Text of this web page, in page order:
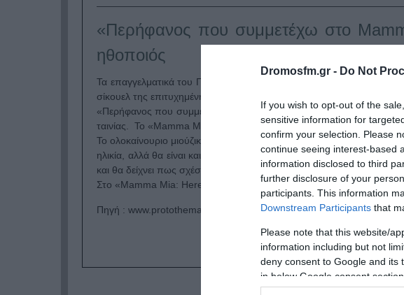
Dromosfm.gr - Do Not
If you wish to opt-out of the
sensitive information for
confirm your selection. Please
continue seeing interest-based
information disclosed to third
further disclosure of your
participants. This information
Downstream Participants that
Please note that this website/
information including but not
deny consent to Google and its
in below Google consent section.
«Περήφανος που συμμετέχω στο
ηθοποιός
Τα επαγγελματικά του Πάνου Μουζουράκη, πάνε από το καλό στο
σίκουελ της επιτυχημένης ταινίας «Mamma Mia».
«Περήφανος που συμμετέχω στο Mamma Mia 2» έγραψε
ταινίας. Το «Mamma Mia: Here We Go Again» έρχεται στις
Το ολοκαίνουριο μιούζικαλ θα είναι και πρίκουελ και σίκουελ της
ηλικία, αλλά θα είναι και συνέχεια της ιστορίας της πρώτης
και θα δείχνει πως σχέσεις που σφυρηλατήθηκαν στο παρελθόν
Στο «Mamma Mia: Here We Go Again» θα συμπεριληφθούν
Πηγή : www.protothema.gr